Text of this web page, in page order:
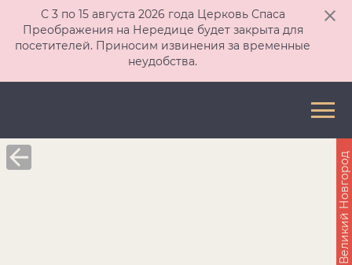
С 3 по 15 августа 2026 года Церковь Спаса
Преображения на Нередице будет закрыта для
посетителей. Приносим извинения за временные
неудобства.
Великий Новгород